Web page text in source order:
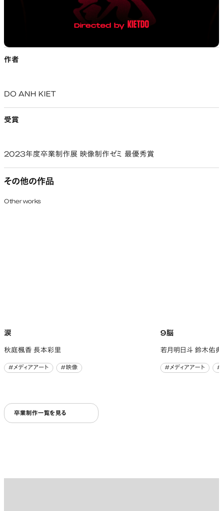
作者
DO ANH KIET
受賞
2023年度卒業制作展 映像制作ゼミ 最優秀賞
その他の作品
Other works
涙
秋庭楓香 長本彩里
#メディアアート
#映像
9脳
若月明日斗 鈴木佑典
#メディアアート
#
卒業制作一覧を見る